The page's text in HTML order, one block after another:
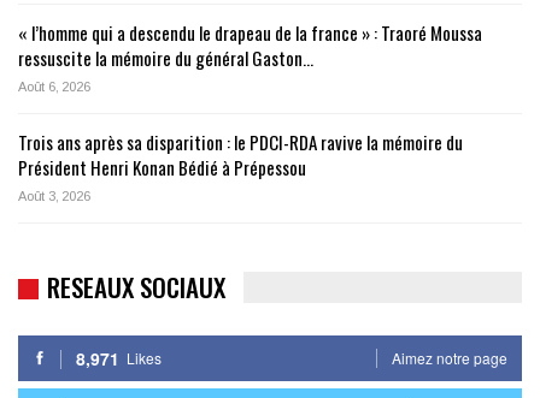
« l’homme qui a descendu le drapeau de la france » : Traoré Moussa
ressuscite la mémoire du général Gaston…
Août 6, 2026
Trois ans après sa disparition : le PDCI-RDA ravive la mémoire du
Président Henri Konan Bédié à Prépessou
Août 3, 2026
RESEAUX SOCIAUX
8,971 Likes Aimez notre page